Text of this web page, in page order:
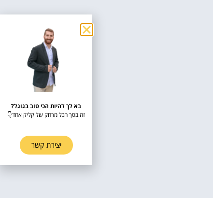
בא לך להיות הכי טוב בגוגל?
זה בסך הכל מרחק של קליק אחד👇
יצירת קשר